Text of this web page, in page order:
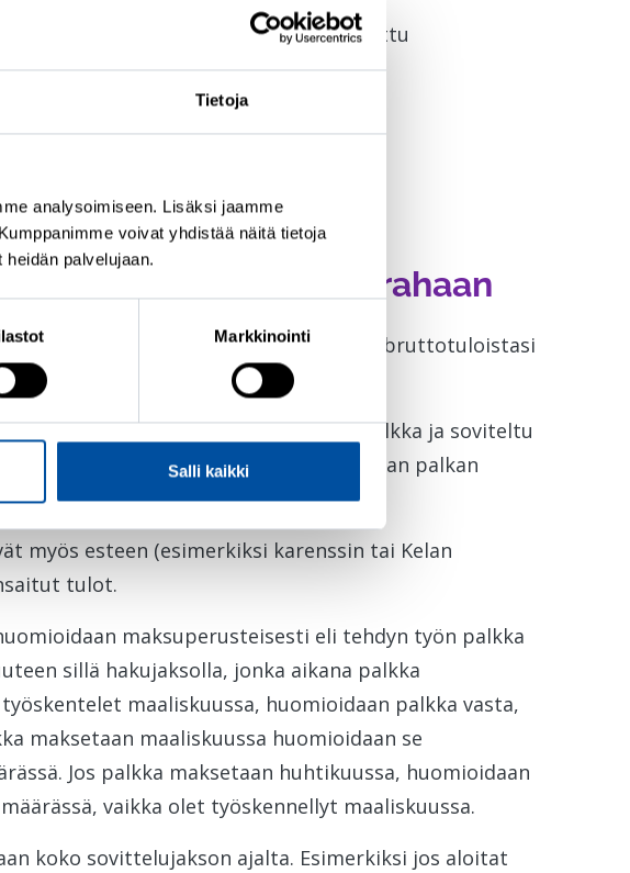
Tietoja
analysoimiseen. Lisäksi jaamme
voivat yhdistää näitä tietoja
palvelujaan.
Markkinointi
Salli kaikki
kokoaikatyön, et ole sen aikana oikeutettu
työsopimus kassalle!
kassan jäsenyysehdot.
kuin kokonaan työttömänä.
soviteltuun ansiopäivärahaan
määrään. Puolet (50 %) bruttotuloistasi
määrää.
on enimmäismäärä. Työstä saatu palkka ja soviteltu
enintään päivärahan perusteena olevan palkan
myös esteen (esimerkiksi karenssin tai Kelan
tulot.
maksuperusteisesti eli tehdyn työn palkka
sillä hakujaksolla, jonka aikana palkka
maaliskuussa, huomioidaan palkka vasta,
maksetaan maaliskuussa huomioidaan se
Jos palkka maksetaan huhtikuussa, huomioidaan
vaikka olet työskennellyt maaliskuussa.
koko sovittelujakson ajalta. Esimerkiksi jos aloitat